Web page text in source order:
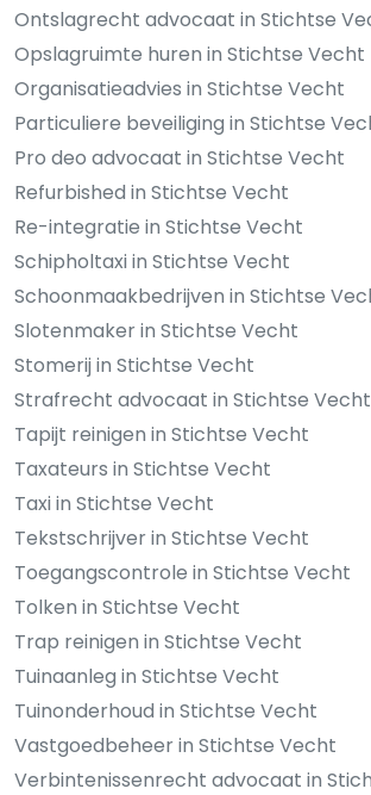
Ontslagrecht advocaat in Stichtse
Opslagruimte huren in Stichtse Vecht
Organisatieadvies in Stichtse Vecht
Particuliere beveiliging in Stichtse
Pro deo advocaat in Stichtse Vecht
Refurbished in Stichtse Vecht
Re-integratie in Stichtse Vecht
Schipholtaxi in Stichtse Vecht
Schoonmaakbedrijven in Stichtse
Slotenmaker in Stichtse Vecht
Stomerij in Stichtse Vecht
Strafrecht advocaat in Stichtse Vecht
Tapijt reinigen in Stichtse Vecht
Taxateurs in Stichtse Vecht
Taxi in Stichtse Vecht
Tekstschrijver in Stichtse Vecht
Toegangscontrole in Stichtse Vecht
Tolken in Stichtse Vecht
Trap reinigen in Stichtse Vecht
Tuinaanleg in Stichtse Vecht
Tuinonderhoud in Stichtse Vecht
Vastgoedbeheer in Stichtse Vecht
Verbintenissenrecht advocaat in